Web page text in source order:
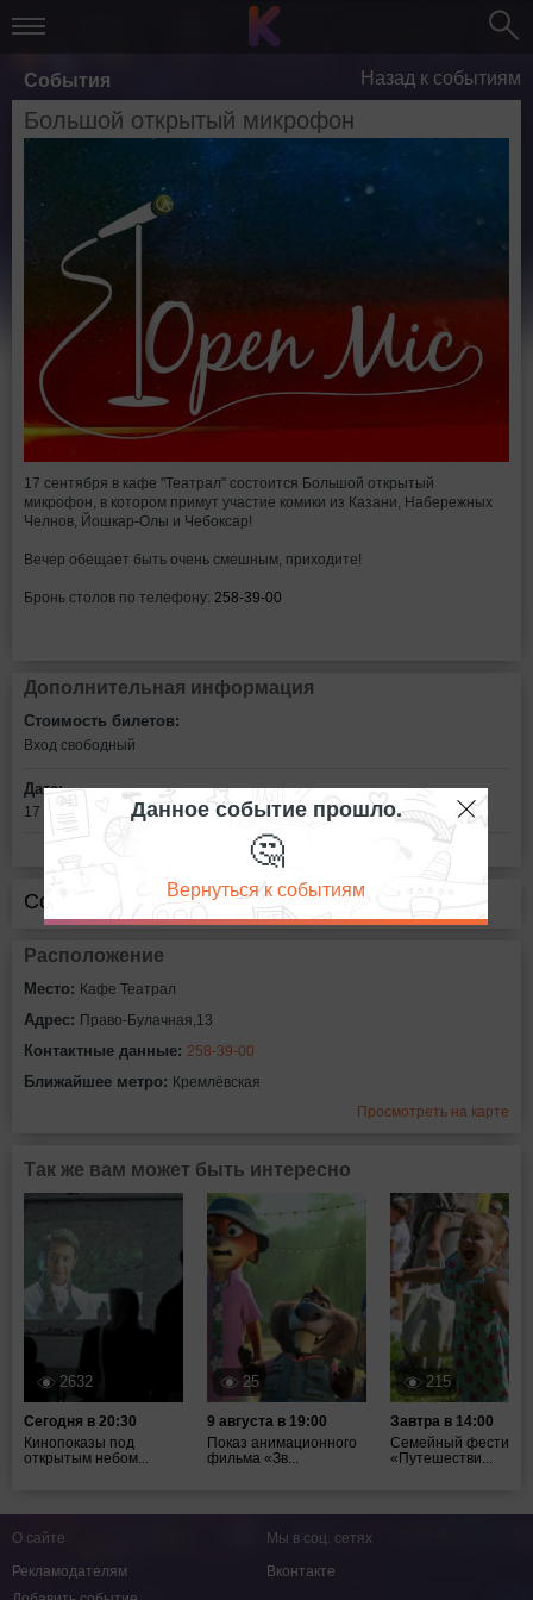
События Назад к событиям
Большой открытый микрофон
17 сентября в кафе "Театрал" состоится Большой открытый
микрофон, в котором примут участие комики из Казани, Набережных
Челнов, Йошкар-Олы и Чебоксар!
Вечер обещает быть очень смешным, приходите!
Бронь столов по телефону: 258-39-00
Дополнительная информация
Стоимость билетов:
Вход свободный
Дата:
17 сентября в 19:00
Сообщить об ошибке
Расположение
Место: Кафе Театрал
Адрес: Право-Булачная,13
Контактные данные: 258-39-00
Ближайшее метро: Кремлёвская
Просмотреть на карте
Так же вам может быть интересно
2632
Сегодня в 20:30
Кинопоказы под
открытым небом...
25
9 августа в 19:00
Показ анимационного
фильма «Зв...
215
Завтра в 14:00
Семейный
«Путешестви...
Данное событие прошло.
🤔
Вернуться к событиям
О сайте
Рекламодателям
Мы в соц. сетях
Вконтакте